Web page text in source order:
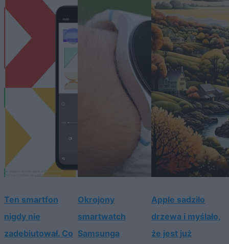
Ten smartfon
nigdy nie
zadebiutował. Co
Okrojony
smartwatch
Samsunga
Apple sadziło
drzewa i myślało,
że jest już